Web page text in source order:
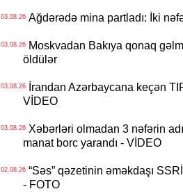
03.08.26Ağdərədə mina partladı: İki
03.08.26Moskvadan Bakıya qonaq
öldülər
03.08.26İrandan Azərbaycana keçən
VİDEO
03.08.26Xəbərləri olmadan 3 nəfərin
manat borc yarandı - VİDEO
02.08.26“Səs” qəzetinin əməkdaşı
- FOTO